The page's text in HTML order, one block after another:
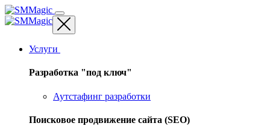
Услуги
Разработка "под ключ"
Аутстафинг разработки
Поисковое продвижение сайта (SEO)